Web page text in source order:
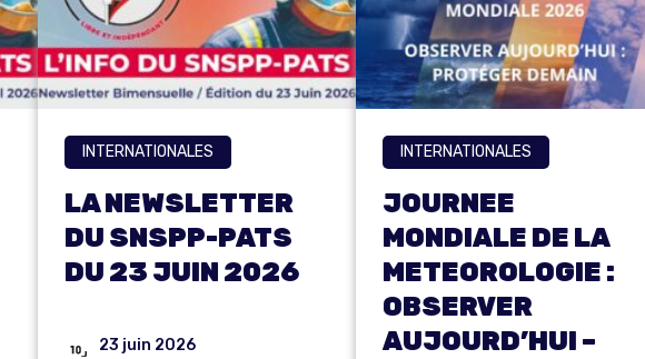
INTERNATIONALES
LA NEWSLETTER
DU SNSPP-PATS
DU 23 JUIN 2026
23 juin 2026
INTERNATIONALES
JOURNEE
MONDIALE DE LA
METEOROLOGIE :
OBSERVER
AUJOURD’HUI –